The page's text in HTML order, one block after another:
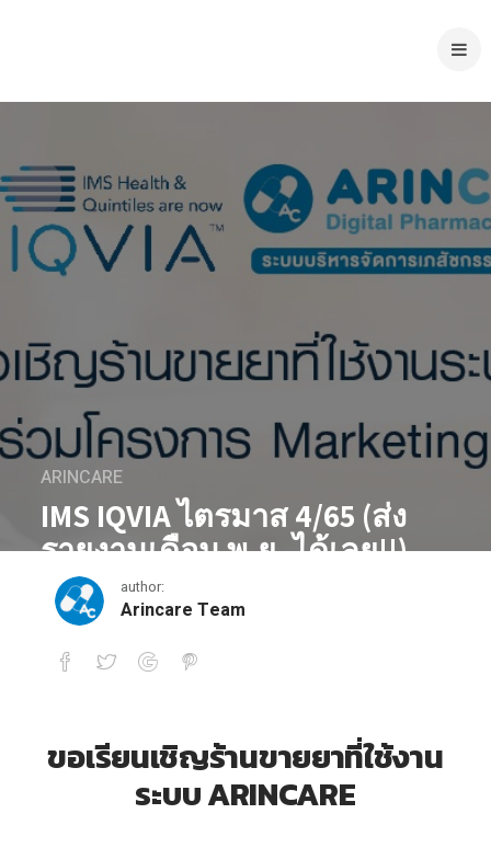
ARINCARE
IMS IQVIA ไตรมาส 4/65 (ส่ง
รายงานเดือน พ.ย. ได้เลย!!)
November 28, 2022
author:
Arincare Team
IMS IQVIA ไตรมาส 4/65 (ส่งรายงานเดื
ขอเรียนเชิญร้านขายยาที่ใช้งาน
ระบบ ARINCARE